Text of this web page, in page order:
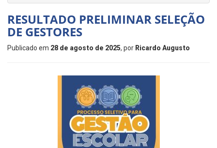
RESULTADO PRELIMINAR SELEÇÃO
DE GESTORES
Publicado em 28 de agosto de 2025, por Ricardo Augusto